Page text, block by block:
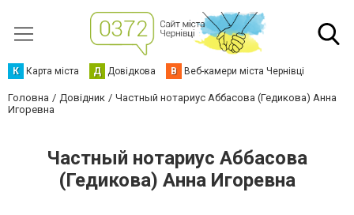
К Карта міста Д Довідкова В Веб-камери міста Чернівці
Головна Довідник
Частный нотариус Аббасова (Гедикова) Анна
Игоревна
Частный нотариус Аббасова
(Гедикова) Анна Игоревна